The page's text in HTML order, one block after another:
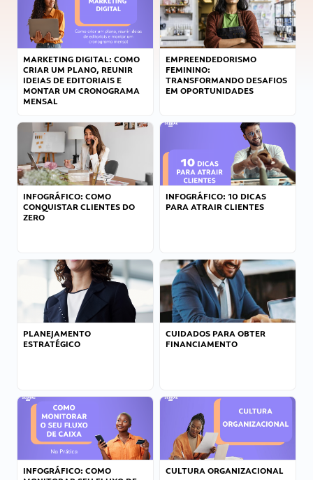
MARKETING DIGITAL: COMO
CRIAR UM PLANO, REUNIR
IDEIAS DE EDITORIAIS E
MONTAR UM CRONOGRAMA
MENSAL
EMPREENDEDORISMO
FEMININO:
TRANSFORMANDO DESAFIOS
EM OPORTUNIDADES
INFOGRÁFICO: COMO
CONQUISTAR CLIENTES DO
ZERO
INFOGRÁFICO: 10 DICAS
PARA ATRAIR CLIENTES
PLANEJAMENTO
ESTRATÉGICO
CUIDADOS PARA OBTER
FINANCIAMENTO
INFOGRÁFICO: COMO
CULTURA ORGANIZACIONAL